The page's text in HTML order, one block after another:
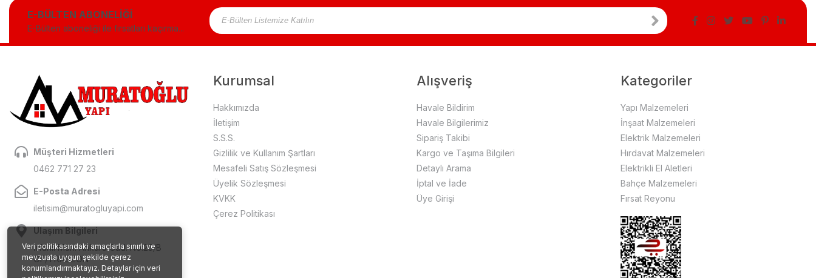
Veri politikasındaki amaçlarla sınırlı ve
mevzuata uygun şekilde çerez
konumlandırmaktayız. Detaylar için veri
E-BÜLTEN ABONELİĞİ
E-Bülten aboneliği ile fırsatları kaçırma...
Müşteri Hizmetleri
0462 771 27 23
E-Posta Adresi
iletisim@muratogluyapi.com
Ulaşım Bilgileri
İrfanlı Mah. Ankara Cad. No:25/B
OF/TRABZON
Kurumsal
Hakkımızda
İletişim
S.S.S.
Gizlilik ve Kullanım Şartları
Mesafeli Satış Sözleşmesi
Üyelik Sözleşmesi
KVKK
Çerez Politikası
Alışveriş
Havale Bildirim
Havale Bilgilerimiz
Sipariş Takibi
Kargo ve Taşıma Bilgileri
Detaylı Arama
İptal ve İade
Üye Girişi
Kategoriler
Yapı Malzemeleri
İnşaat Malzemeleri
Elektrik Malzemeleri
Hırdavat Malzemeleri
Elektrikli El Aletleri
Bahçe Malzemeleri
Fırsat Reyonu